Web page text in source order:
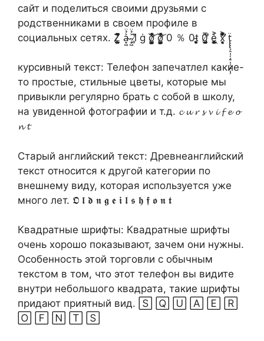
сайт и поделиться своими друзьями с
родственниками в своем профиле в
социальных сетях. Z̸̸̨̨̲͍̲͍̃͌͆͑͗͗̃͌͆͑͗͗ a̴̟͖͐̉̈ ̴̟͖͐̉̈ l̸̥̎̈ ġ ơ̷̺̞̹̳̗͇͂̋̾̽̃̽̔̒͝ ơ̷̺̞̹̳̗͇͂̋̾̽̃̽̔̒͝ 0 ％ 0t̴͓̞̥̖ 0̸̡̞͉̝̲̣͓̪̼̺̑̅̍̕ ę̵͖̖̜̰̯̥̲̦͐̀ͅ x̧̧͎͔͎͔̀̌͐̓̀̏͌͆̀̌͐̓̀̏͌͆̕̕ ẗ̢̢̢̗̠̜̦̗̠̜̦̗̠̜̦
курсивный текст: Телефон запечатлел какие-
то простые, стильные цветы, которые мы
привыкли регулярно брать с собой в школу,
на увиденной фотографии и т.д. 𝓬 𝓾 𝓻 𝓼 𝓿 𝓲 𝓯 𝓮 𝓸
𝓷 𝓽
Старый английский текст: Древнеанглийский
текст относится к другой категории по
внешнему виду, которая используется уже
много лет. 𝕺 𝖑 𝖉 𝖓 𝖌 𝖊 𝖎 𝖑 𝖘 𝖍 𝖋 𝖔 𝖓 𝖙
Квадратные шрифты: Квадратные шрифты
очень хорошо показывают, зачем они нужны.
Особенность этой торговли с обычным
текстом в том, что этот телефон вы видите
внутри небольшого квадрата, такие шрифты
придают приятный вид. 🅂 🅀 🅄 🄰 🄴 🅁
🄾 🄵 🄽 🅃 🅂